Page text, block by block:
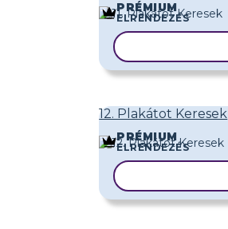
PRÉMIUM
ELRENDEZÉS
12. Plakátot Keresek
PRÉMIUM
ELRENDEZÉS